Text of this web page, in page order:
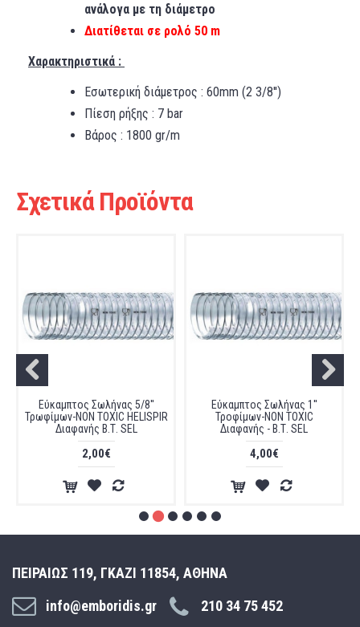
ανάλογα με τη διάμετρο
Διατίθεται σε ρολό 50 m
Χαρακτηριστικά :
Εσωτερική διάμετρος : 60mm (2 3/8'')
Πίεση ρήξης : 7 bar
Βάρος : 1800 gr/m
Σχετικά Προϊόντα
Εύκαμπτος Σωλήνας 5/8''
Τρωφίμων-NON TOXIC HELISPIR
Διαφανής Β.Τ. SEL
2,00€
Εύκαμπτος Σωλήνας 1''
Τροφίμων-NON TOXIC
Διαφανής - Β.Τ. SEL
4,00€
ΠΕΙΡΑΙΩΣ 119, ΓΚΑΖΙ 11854, ΑΘΗΝΑ
info@emboridis.gr
210 34 75 452